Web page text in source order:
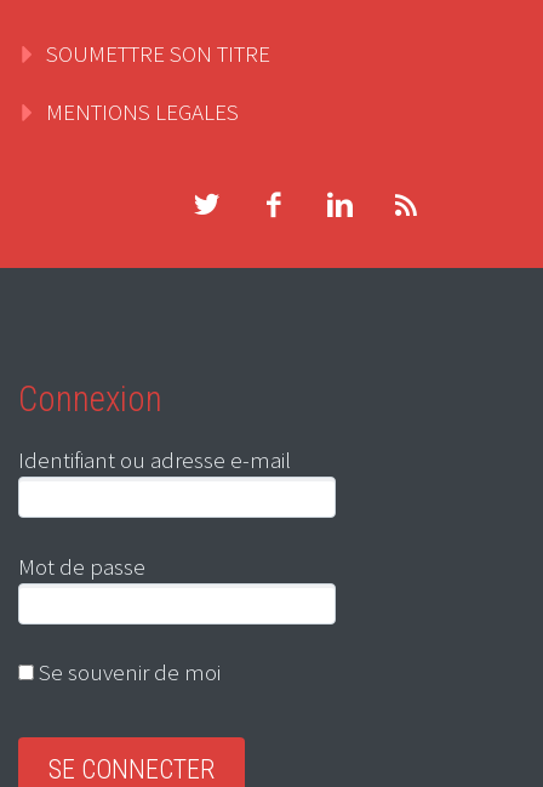
SOUMETTRE SON TITRE
MENTIONS LEGALES
Connexion
Identifiant ou adresse e-mail
Mot de passe
Se souvenir de moi